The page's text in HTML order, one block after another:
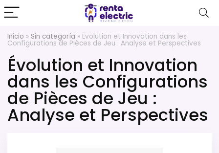
Inicio » Sin categoría » Évolution et Innovation dans les
Configurations de Pièces de Jeu : Analyse et Perspectives
Évolution et Innovation
dans les Configurations
de Pièces de Jeu :
Analyse et Perspectives